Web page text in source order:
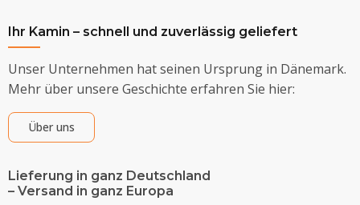
Ihr Kamin – schnell und zuverlässig geliefert
Unser Unternehmen hat seinen Ursprung in Dänemark.
Mehr über unsere Geschichte erfahren Sie hier:
Über uns
Lieferung in ganz Deutschland
– Versand in ganz Europa